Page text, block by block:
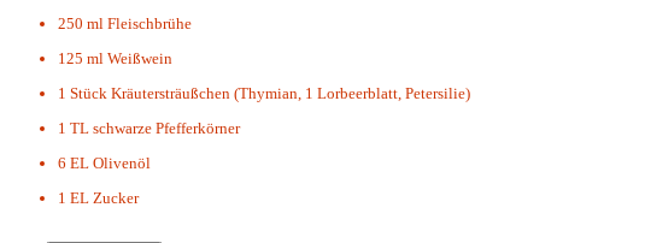
250 ml Fleischbrühe
125 ml Weißwein
1 Stück Kräutersträußchen (Thymian, 1 Lorbeerblatt, Petersilie)
1 TL schwarze Pfefferkörner
6 EL Olivenöl
1 EL Zucker